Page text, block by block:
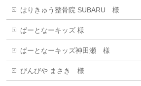
はりきゅう整骨院 SUBARU 様
ぱーとなーキッズ 様
ぱーとなーキッズ神田瀬 様
びんびや まさき 様